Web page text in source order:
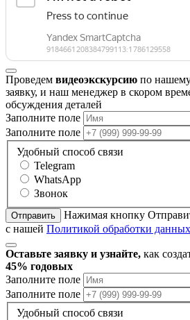
Проведем видеоэкскурсию по
заявку, и наш менеджер в скором
обсуждения деталей
Заполните поле
Заполните поле
Удобный способ связи
Telegram
WhatsApp
Звонок
Отправить
Нажимая кнопку
с нашей Политикой обработки данных
Оставьте заявку и узнайте, как
45% годовых
Заполните поле
Заполните поле
Удобный способ связи